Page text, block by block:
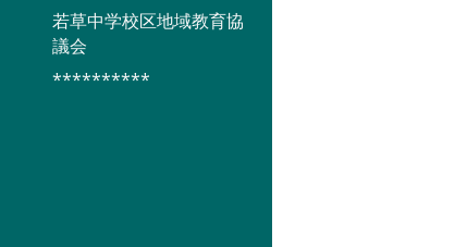
若草中学校区地域教育協
議会
**********